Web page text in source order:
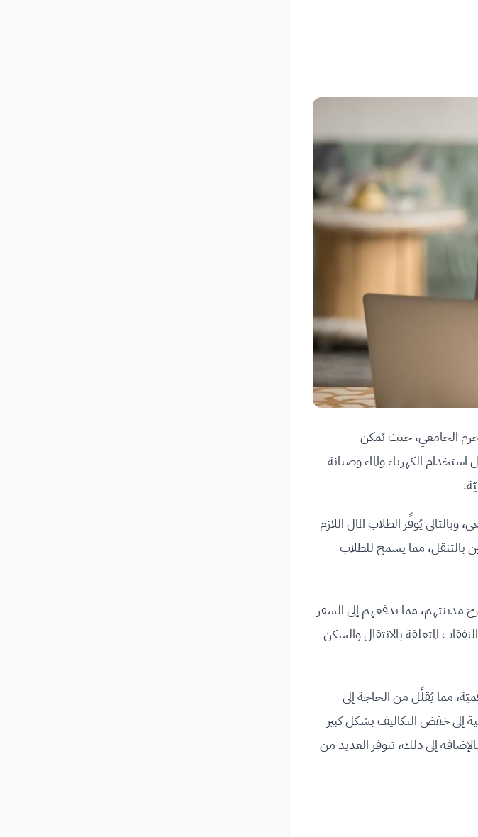
الجامعي، حيث يُمكن
الكهرباء والماء وصيانة
يُوفِّر الطلاب المال اللازم
بالتنقل، مما يسمح للطلاب
مدينتهم، مما يدفعهم إلى السفر
المتعلقة بالانتقال والسكن
مما يُقلِّل من الحاجة إلى
إلى خفض التكاليف بشكل كبير
إلى ذلك، تتوفر العديد من